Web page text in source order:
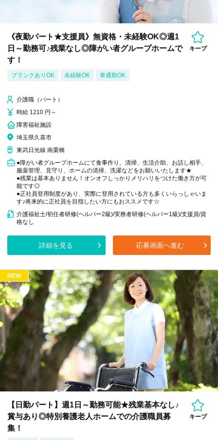
《夜勤パート★支援員》無資格・未経験OK◎週1
日～勤務可♪残業なし◎障がい者グループホームで
す！
キープ
ブランクありOK 未経験OK 車通勤OK
介護職（パート）
時給 1210 円～
障害福祉施設
埼玉県久喜市
東武日光線 南栗橋
●障がい者グループホームにて食事作り、清掃、生活介助、お話し相手、
服薬管理、見守り、ホームの清掃、洗濯などをお願いいたします★
●残業は基本ありません！オンオフしっかりメリハリをつけた働き方が可
能です◎
●正社員登用制度があり、実際に登用されている方も多くいらっしゃいま
す♪将来的に正社員を目指したい方にもおススメです☆
介護福祉士/初任者研修(ヘルパー2級)/実務者研修(ヘルパー1級)/支援員/資
格なし
詳細を見る 応募画面へ進む
NEW
【日勤パート】週1日～勤務可能★残業基本なし♪
賞与あり◎特別養護老人ホームでの介護職員募
集！
キープ